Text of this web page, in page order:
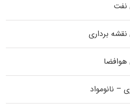
نفت
برداری
– نانومواد